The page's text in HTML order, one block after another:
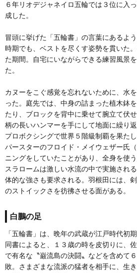
６年リオデジャネイロ五輪では３位に入
成した。
冒頭に挙げた「五輪書」の言葉にあるよ
時期でも、ベストを尽くす姿勢を貫いた
た期間。自宅にいながらできる練習風景
た。
カヌーをこぐ感覚を忘れないために、水
った。庭先では、中身の詰まった植木鉢
たり、ブロックを背中に乗せて腕立て伏
柄の長いハンマーを手にして地面に繰り
プロボクシングで世界５階級制覇を果た
パースターのフロイド・メイウェザー氏
ニングをしていたことがあり、全身を使
スラロームは激しい水流の中で実施され
体的な強さも要求される。羽根田には、
のストイックさを彷彿させる面がある。
白鵬の足
「五輪書」は、晩年の武蔵が江戸時代初
同書によると、１３歳の時を皮切りに、
で有名な〝巌流島の決闘〟などを含めて
敗。さまざまな流派の猛者を相手に、生